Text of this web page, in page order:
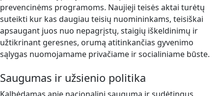
prevencinėms programoms. Naujieji teisės aktai turėtų
suteikti kur kas daugiau teisių nuomininkams, teisiškai
apsaugant juos nuo nepagrįstų, staigių iškeldinimų ir
užtikrinant geresnes, orumą atitinkančias gyvenimo
sąlygas nuomojamame privačiame ir socialiniame būste.
Saugumas ir užsienio politika